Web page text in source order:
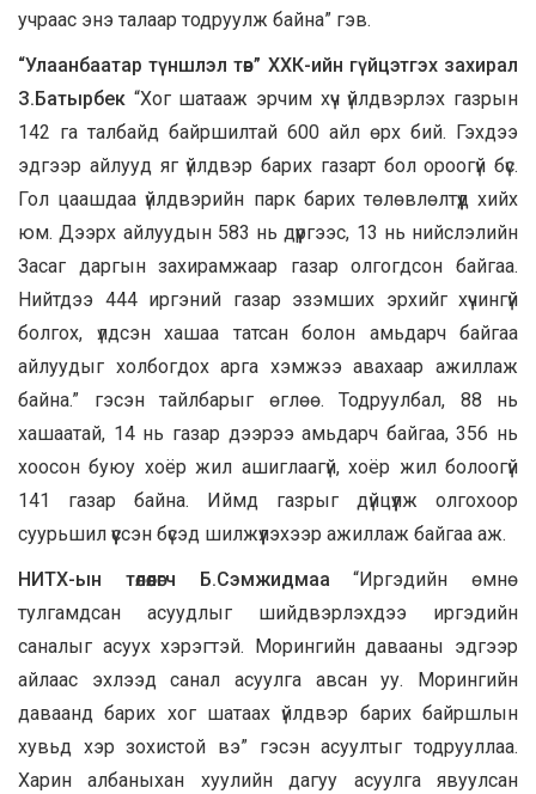
учраас энэ талаар тодруулж байна” гэв.
“Улаанбаатар түншлэл төв” ХХК-ийн гүйцэтгэх захирал
З.Батырбек “Хог шатааж эрчим хүч үйлдвэрлэх газрын
142 га талбайд байршилтай 600 айл өрх бий. Гэхдээ
эдгээр айлууд яг үйлдвэр барих газарт бол ороогүй бүс.
Гол цаашдаа үйлдвэрийн парк барих төлөвлөлтүүд хийх
юм. Дээрх айлуудын 583 нь дүүргээс, 13 нь нийслэлийн
Засаг даргын захирамжаар газар олгогдсон байгаа.
Нийтдээ 444 иргэний газар эзэмших эрхийг хүчингүй
болгох, үлдсэн хашаа татсан болон амьдарч байгаа
айлуудыг холбогдох арга хэмжээ авахаар ажиллаж
байна.” гэсэн тайлбарыг өглөө. Тодруулбал, 88 нь
хашаатай, 14 нь газар дээрээ амьдарч байгаа, 356 нь
хоосон буюу хоёр жил ашиглаагүй, хоёр жил болоогүй
141 газар байна. Иймд газрыг дүйцүүлж олгохоор
суурьшил үүссэн бүсэд шилжүүлэхээр ажиллаж байгаа аж.
НИТХ-ын төлөөлөгч Б.Сэмжидмаа “Иргэдийн өмнө
тулгамдсан асуудлыг шийдвэрлэхдээ иргэдийн
саналыг асуух хэрэгтэй. Морингийн давааны эдгээр
айлаас эхлээд санал асуулга авсан уу. Морингийн
даваанд барих хог шатаах үйлдвэр барих байршлын
хувьд хэр зохистой вэ” гэсэн асуултыг тодрууллаа.
Харин албаныхан хуулийн дагуу асуулга явуулсан